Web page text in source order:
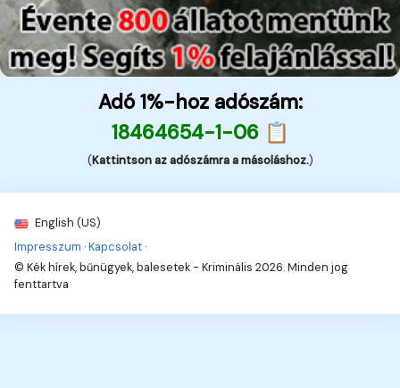
Adó 1%-hoz adószám:
18464654-1-06 📋
(Kattintson az adószámra a másoláshoz.)
English (US)
Impresszum ·Kapcsolat ·
© Kék hírek, bűnügyek, balesetek - Kriminális 2026. Minden jog
fenttartva